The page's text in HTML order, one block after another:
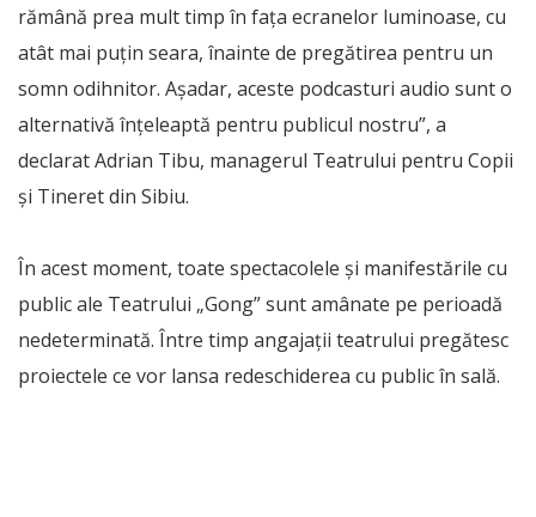
rămână prea mult timp în fața ecranelor luminoase, cu
atât mai puțin seara, înainte de pregătirea pentru un
somn odihnitor. Așadar, aceste podcasturi audio sunt o
alternativă înțeleaptă pentru publicul nostru”, a
declarat Adrian Tibu, managerul Teatrului pentru Copii
și Tineret din Sibiu.
În acest moment, toate spectacolele și manifestările cu
public ale Teatrului „Gong” sunt amânate pe perioadă
nedeterminată. Între timp angajații teatrului pregătesc
proiectele ce vor lansa redeschiderea cu public în sală.